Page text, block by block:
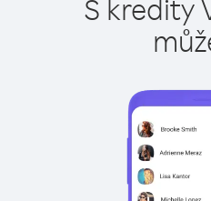
S kredity